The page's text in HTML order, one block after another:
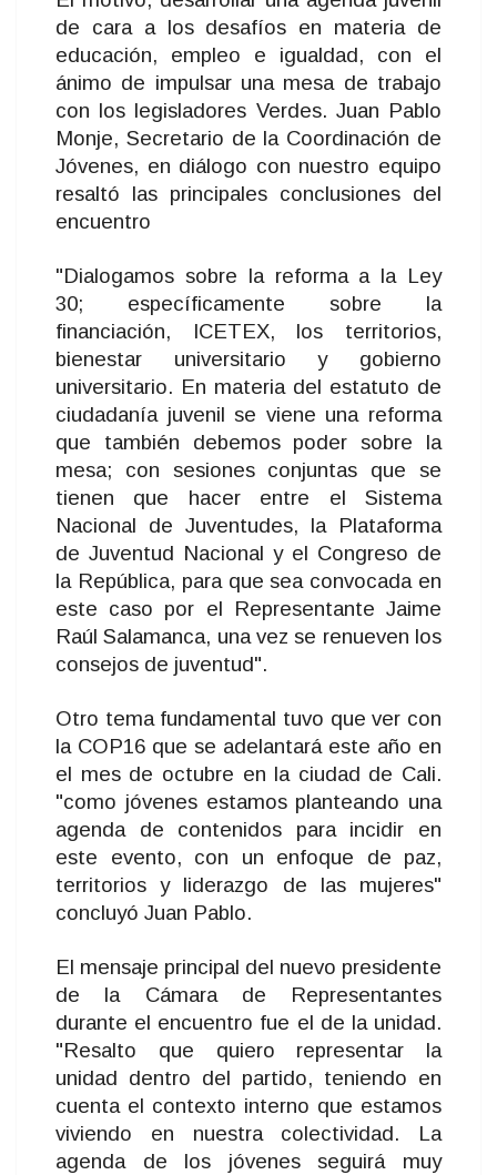
de cara a los desafíos en materia de
educación, empleo e igualdad, con el
ánimo de impulsar una mesa de trabajo
con los legisladores Verdes. Juan Pablo
Monje, Secretario de la Coordinación de
Jóvenes, en diálogo con nuestro equipo
resaltó las principales conclusiones del
encuentro
"Dialogamos sobre la reforma a la Ley
30; específicamente sobre la
financiación, ICETEX, los territorios,
bienestar universitario y gobierno
universitario. En materia del estatuto de
ciudadanía juvenil se viene una reforma
que también debemos poder sobre la
mesa; con sesiones conjuntas que se
tienen que hacer entre el Sistema
Nacional de Juventudes, la Plataforma
de Juventud Nacional y el Congreso de
la República, para que sea convocada en
este caso por el Representante Jaime
Raúl Salamanca, una vez se renueven los
consejos de juventud".
Otro tema fundamental tuvo que ver con
la COP16 que se adelantará este año en
el mes de octubre en la ciudad de Cali.
"como jóvenes estamos planteando una
agenda de contenidos para incidir en
este evento, con un enfoque de paz,
territorios y liderazgo de las mujeres"
concluyó Juan Pablo.
El mensaje principal del nuevo presidente
de la Cámara de Representantes
durante el encuentro fue el de la unidad.
"Resalto que quiero representar la
unidad dentro del partido, teniendo en
cuenta el contexto interno que estamos
viviendo en nuestra colectividad. La
agenda de los jóvenes seguirá muy